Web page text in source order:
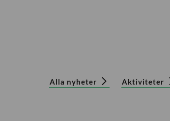
Alla nyheter Aktiviteter